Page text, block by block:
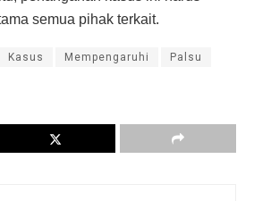
semua pihak terkait.
Kasus Mempengaruhi Palsu